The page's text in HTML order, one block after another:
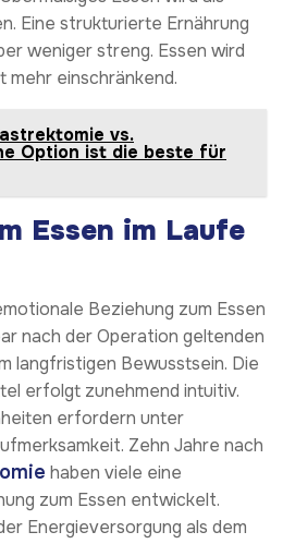
Eine strukturierte Ernährung
weniger streng. Essen wird
mehr einschränkend.
vs.
Option ist die beste für
Essen im Laufe
Beziehung zum Essen
nach der Operation geltenden
langfristigen Bewusstsein. Die
erfolgt zunehmend intuitiv.
erfordern unter
Zehn Jahre nach
haben viele eine
zum Essen entwickelt.
Energieversorgung als dem